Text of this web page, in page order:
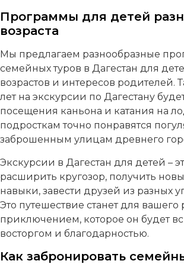
Программы для детей
возраста
Мы предлагаем разнообразные
семейных туров в Дагестан для
возрастов и интересов родителей.
лет на экскурсии по Дагестану
посещения каньона и катания на
подросткам точно понравятся
заброшенным улицам древнего
Экскурсии в Дагестан для детей –
расширить кругозор, получить
навыки, завести друзей из разных
Это путешествие станет для
приключением, которое он будет
восторгом и благодарностью.
Как забронировать